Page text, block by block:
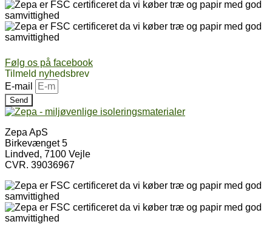
Følg os på facebook
Tilmeld nyhedsbrev
E-mail
Send
Zepa ApS
Birkevænget 5
Lindved, 7100 Vejle
CVR. 39036967